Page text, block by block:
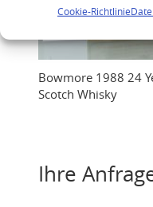
Cookie-Richtlinie
Bowmore 1988 24
Scotch Whisky
Ihre